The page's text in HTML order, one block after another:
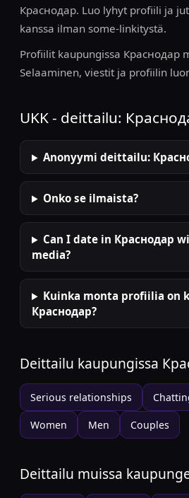
Краснодар. Luo lyhyt profiili ja
kanssa ilman some-linkitystä.
Profiilit kaupungissa Краснодар
Selaaminen, viestit ja profiilin
UKK - deittailu:
Anonyymi deittailu:
Onko se ilmaista?
Can I date in Краснодар
media?
Kuinka monta profiilia on
Краснодар?
Deittailu kaupungissa
Serious relationships
Women Men Couples
Deittailu muissa